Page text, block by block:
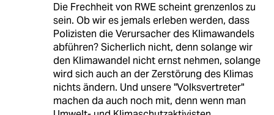
Die Frechheit von RWE scheint grenzenlos zu
sein. Ob wir es jemals erleben werden, dass
Polizisten die Verursacher des Klimawandels
abführen? Sicherlich nicht, denn solange wir
den Klimawandel nicht ernst nehmen, solange
wird sich auch an der Zerstörung des Klimas
nichts ändern. Und unsere "Volksvertreter"
machen da auch noch mit, denn wenn man